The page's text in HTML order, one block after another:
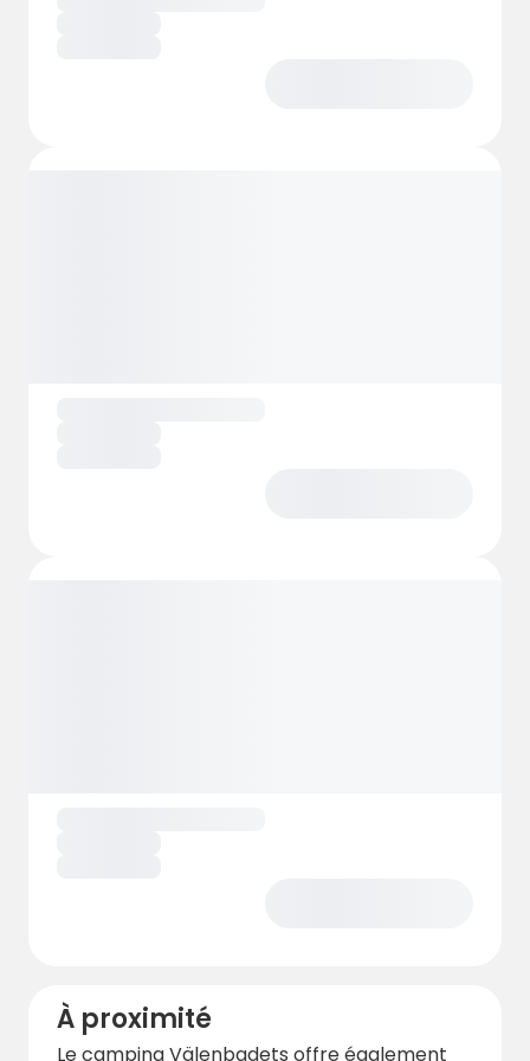
À proximité
Le camping Välenbadets offre également